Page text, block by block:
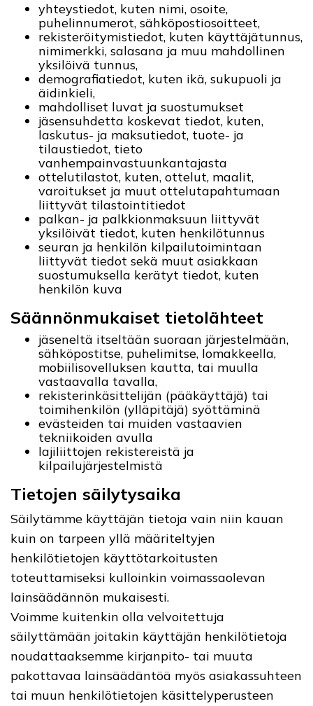
yhteystiedot, kuten nimi, osoite,
puhelinnumerot, sähköpostiosoitteet,
rekisteröitymistiedot, kuten käyttäjätunnus,
nimimerkki, salasana ja muu mahdollinen
yksilöivä tunnus,
demografiatiedot, kuten ikä, sukupuoli ja
äidinkieli,
mahdolliset luvat ja suostumukset
jäsensuhdetta koskevat tiedot, kuten,
laskutus- ja maksutiedot, tuote- ja
tilaustiedot, tieto
vanhempainvastuunkantajasta
ottelutilastot, kuten, ottelut, maalit,
varoitukset ja muut ottelutapahtumaan
liittyvät tilastointitiedot
palkan- ja palkkionmaksuun liittyvät
yksilöivät tiedot, kuten henkilötunnus
seuran ja henkilön kilpailutoimintaan
liittyvät tiedot sekä muut asiakkaan
suostumuksella kerätyt tiedot, kuten
henkilön kuva
Säännönmukaiset tietolähteet
jäseneltä itseltään suoraan järjestelmään,
sähköpostitse, puhelimitse, lomakkeella,
mobiilisovelluksen kautta, tai muulla
vastaavalla tavalla,
rekisterinkäsittelijän (pääkäyttäjä) tai
toimihenkilön (ylläpitäjä) syöttäminä
evästeiden tai muiden vastaavien
tekniikoiden avulla
lajiliittojen rekistereistä ja
kilpailujärjestelmistä
Tietojen säilytysaika
Säilytämme käyttäjän tietoja vain niin kauan
kuin on tarpeen yllä määriteltyjen
henkilötietojen käyttötarkoitusten
toteuttamiseksi kulloinkin voimassaolevan
lainsäädännön mukaisesti.
Voimme kuitenkin olla velvoitettuja
säilyttämään joitakin käyttäjän henkilötietoja
noudattaaksemme kirjanpito- tai muuta
pakottavaa lainsäädäntöä myös asiakassuhteen
tai muun henkilötietojen käsittelyperusteen